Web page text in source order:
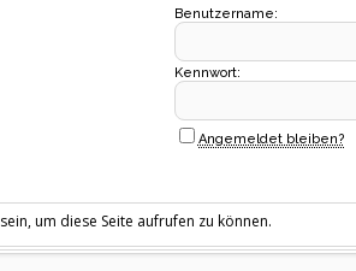
Benutzername:
Kennwort:
Angemeldet bleiben?
sein, um diese Seite aufrufen zu können.